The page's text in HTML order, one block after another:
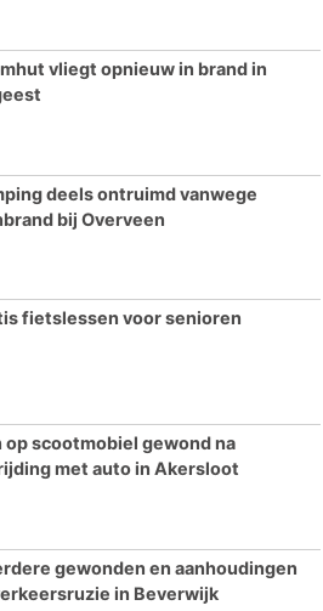
vliegt opnieuw in brand in
deels ontruimd vanwege
bij Overveen
fietslessen voor senioren
op scootmobiel gewond na
met auto in Akersloot
gewonden en aanhoudingen
in Beverwijk